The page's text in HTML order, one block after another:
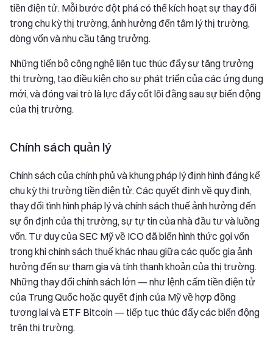
tiền điện tử. Mỗi bước đột phá có thể kích hoạt sự thay đổi
trong chu kỳ thị trường, ảnh hưởng đến tâm lý thị trường,
dòng vốn và nhu cầu tăng trưởng.
Những tiến bộ công nghệ liên tục thúc đẩy sự tăng trưởng
thị trường, tạo điều kiện cho sự phát triển của các ứng dụng
mới, và đóng vai trò là lực đẩy cốt lõi đằng sau sự biến động
của thị trường.
Chính sách quản lý
Chính sách của chính phủ và khung pháp lý định hình đáng kể
chu kỳ thị trường tiền điện tử. Các quyết định về quy định,
thay đổi tình hình pháp lý và chính sách thuế ảnh hưởng đến
sự ổn định của thị trường, sự tự tin của nhà đầu tư và luồng
vốn. Tư duy của SEC Mỹ về ICO đã biến hình thức gọi vốn
trong khi chính sách thuế khác nhau giữa các quốc gia ảnh
hưởng đến sự tham gia và tính thanh khoản của thị trường.
Những thay đổi chính sách lớn — như lệnh cấm tiền điện tử
của Trung Quốc hoặc quyết định của Mỹ về hợp đồng
tương lai và ETF Bitcoin — tiếp tục thúc đẩy các biến động
trên thị trường.